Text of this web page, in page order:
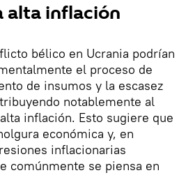
alta inflación
bélico en Ucrania podrían
el proceso de
de insumos y la escasez
notablemente al
inflación. Esto sugiere que
económica y, en
inflacionarias
comúnmente se piensa en